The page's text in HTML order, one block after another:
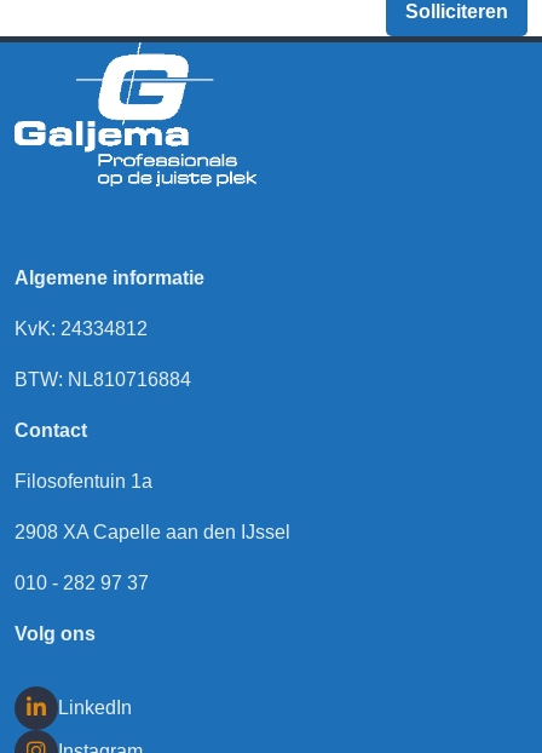
Solliciteren
Algemene informatie
KvK: 24334812
BTW: NL810716884
Contact
Filosofentuin 1a
2908 XA Capelle aan den IJssel
010 - 282 97 37
Volg ons
LinkedIn